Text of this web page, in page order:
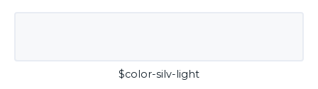
$color-silv-light